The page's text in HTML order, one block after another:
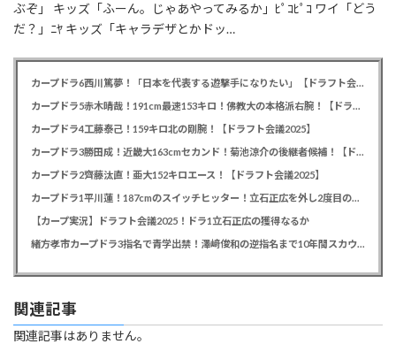
ぶぞ」 キッズ「ふーん。じゃあやってみるか」ﾋﾟｺﾋﾟｺ ワイ「どう
だ？」ﾆﾔ キッズ「キャラデザとかドッ…
カープドラ6西川篤夢！「日本を代表する遊撃手になりたい」【ドラフト会議2025】
カープドラ5赤木晴哉！191cm最速153キロ！佛教大の本格派右腕！【ドラフト会議2025】
カープドラ4工藤泰己！159キロ北の剛腕！【ドラフト会議2025】
カープドラ3勝田成！近畿大163cmセカンド！菊池涼介の後継者候補！【ドラフト会議2025】
カープドラ2齊藤汰直！亜大152キロエース！【ドラフト会議2025】
カープドラ1平川蓮！187cmのスイッチヒッター！立石正広を外し2度目の重複も新井監督がクジを引き当てる！【ドラフト会議2025】
【カープ実況】ドラフト会議2025！ドラ1立石正広の獲得なるか
緒方孝市カープドラ3指名で青学出禁！澤﨑俊和の逆指名まで10年間スカウト出禁
関連記事
関連記事はありません。